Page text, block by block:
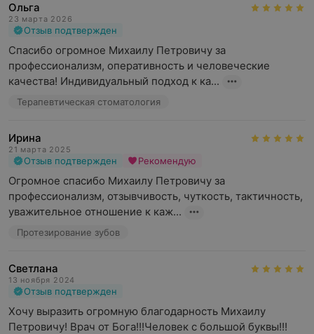
Ольга
23 марта 2026
Отзыв подтвержден
Спасибо огромное Михаилу Петровичу за
профессионализм, оперативность и человеческие
качества! Индивидуальный подход к ка...
Терапевтическая стоматология
Ирина
21 марта 2025
Отзыв подтвержден Рекомендую
Огромное спасибо Михаилу Петровичу за
профессионализм, отзывчивость, чуткость, тактичность,
уважительное отношение к каж...
Протезирование зубов
Светлана
13 ноября 2024
Отзыв подтвержден
Хочу выразить огромную благодарность Михаилу
Петровичу! Врач от Бога!!!Человек с большой буквы!!!